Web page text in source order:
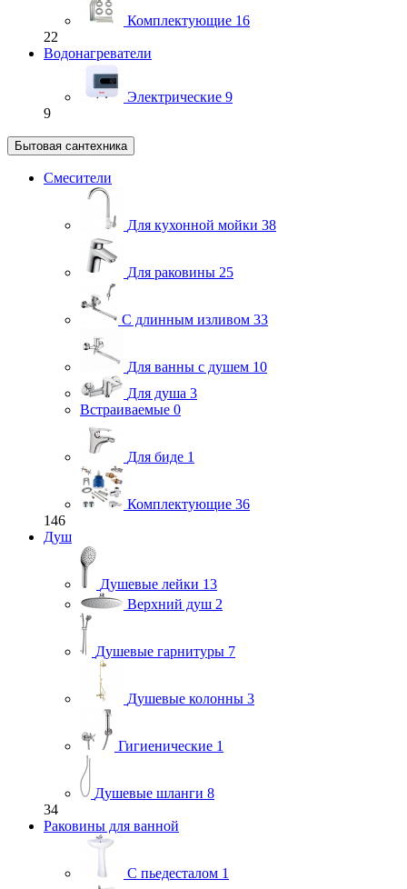
Комплектующие 16
22
Водонагреватели
Электрические 9
9
Бытовая сантехника
Смесители
Для кухонной мойки 38
Для раковины 25
С длинным изливом 33
Для ванны с душем 10
Для душа 3
Встраиваемые 0
Для биде 1
Комплектующие 36
146
Душ
Душевые лейки 13
Верхний душ 2
Душевые гарнитуры 7
Душевые колонны 3
Гигиенические 1
Душевые шланги 8
34
Раковины для ванной
С пьедесталом 1